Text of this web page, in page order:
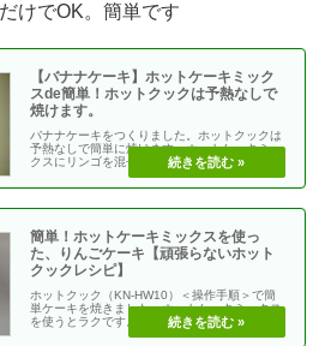
けでOK。簡単です
【バナナケーキ】ホットケーキミック
スde簡単！ホットクックは予熱なしで
焼けます。
バナナケーキをつくりました。ホットクックは
予熱なしで簡単に焼けます。ホットケーキミッ
クスにリンゴを混ぜたり、サツマイモを混ぜた
て焼きます。仕・・
簡単！ホットケーキミックスを使っ
た、りんごケーキ【頑張らないホット
クックレシピ】
ホットクック（KN-HW10）＜操作手順＞で簡
単ケーキを焼きました。ホットケーキミックス
を使うとラクです。準備に10分くらい。あと